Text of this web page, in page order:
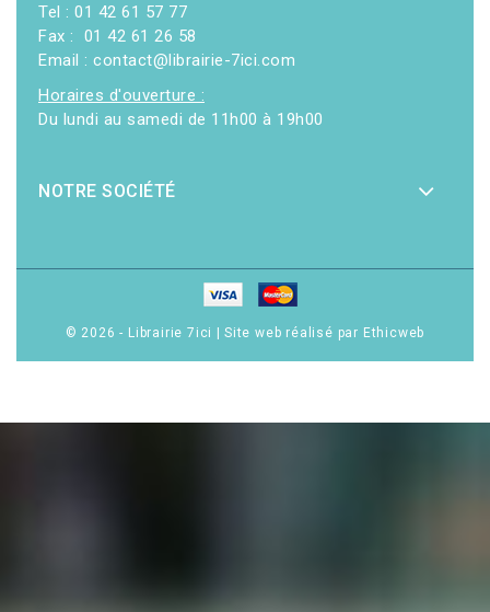
Tel : 01 42 61 57 77
Fax : 01 42 61 26 58
Email : contact@librairie-7ici.com
Horaires d'ouverture :
Du lundi au samedi de 11h00 à 19h00
NOTRE SOCIÉTÉ
© 2026 - Librairie 7ici Site web réalisé par Ethicweb